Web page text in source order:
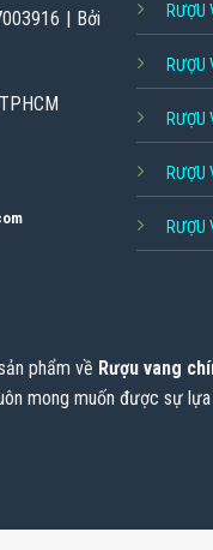
| Bởi
RƯỢU
RƯỢU
RƯỢU
RƯỢU
RƯỢU
phẩm về Rượu vang
mong muốn được sự